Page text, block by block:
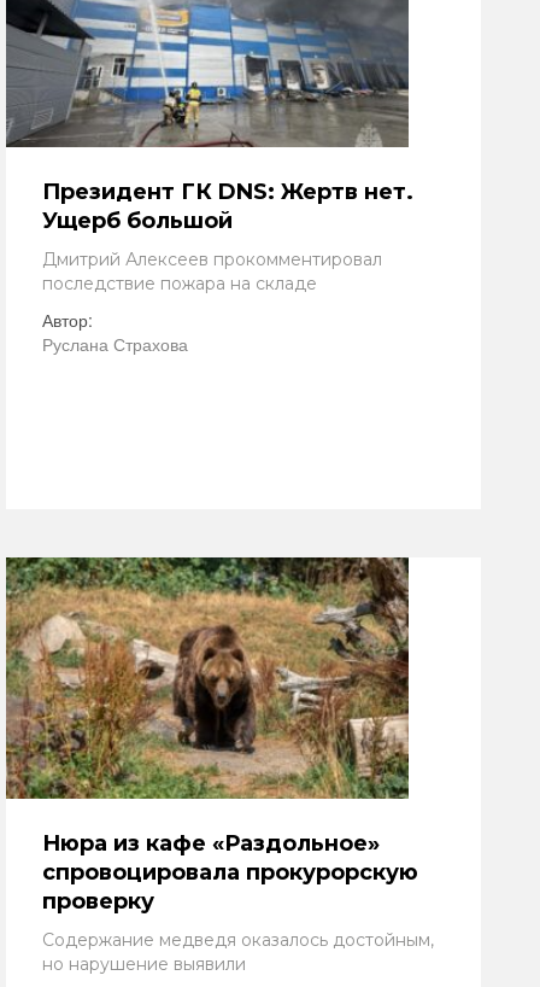
Президент ГК DNS: Жертв нет.
Ущерб большой
Дмитрий Алексеев прокомментировал
последствие пожара на складе
Автор:
Руслана Страхова
Нюра из кафе «Раздольное»
спровоцировала прокурорскую
проверку
Содержание медведя оказалось достойным,
но нарушение выявили